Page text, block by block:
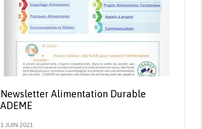
Newsletter Alimentation Durable
ADEME
1 JUIN 2021